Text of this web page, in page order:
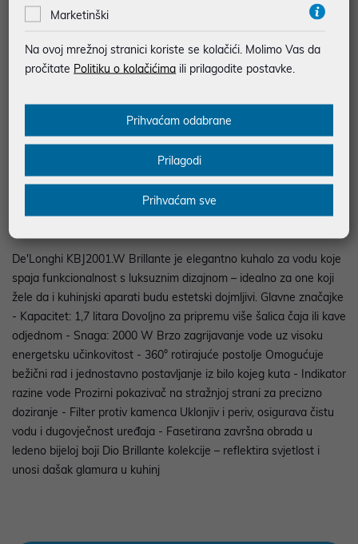
BESPLATNA DOSTAVA ZA NARUDŽBE IZNAD 66,36€
odgovara za eventualne pogreške nastale u opisu proizvoda, greške
prilikom štampanja te promjene u dostupnosti i cijene. Slike artikala su
ilustrativne prirode te ne moraju u potpunosti odgovarati artiklima. Za sve
eventualne nejasnoće možete nas kontaktirati na
Opis
De'Longhi KBJ2001.W Brillante je elegantno kuhalo za vodu koje
spaja funkcionalnost s luksuznim dizajnom – idealno za one koji
žele da i kuhinjski aparati budu estetski dojmljivi. Glavne značajke
- Kapacitet: 1,7 litara Dovoljno za pripremu više šalica čaja ili kave
odjednom - Snaga: 2000 W Brzo zagrijavanje vode uz visoku
energetsku učinkovitost - 360° rotirajuće postolje Omogućuje
bežični rad i jednostavno postavljanje iz bilo kojeg kuta - Indikator
razine vode Prozirni pokazivač na stražnjoj strani za precizno
doziranje - Filter protiv kamenca Uklonjiv i periv, osigurava čistu
vodu i dugovječnost uređaja - Fasetirana završna obrada u
ledeno bijeloj boji Dio Brillante kolekcije – reflektira svjetlost i
unosi dašak glamura u kuhinj
Marketinški
Na ovoj mrežnoj stranici koriste se kolačići. Molimo Vas da
pročitate Politiku o kolačićima ili prilagodite postavke.
Prihvaćam odabrane
Prilagodi
Prihvaćam sve